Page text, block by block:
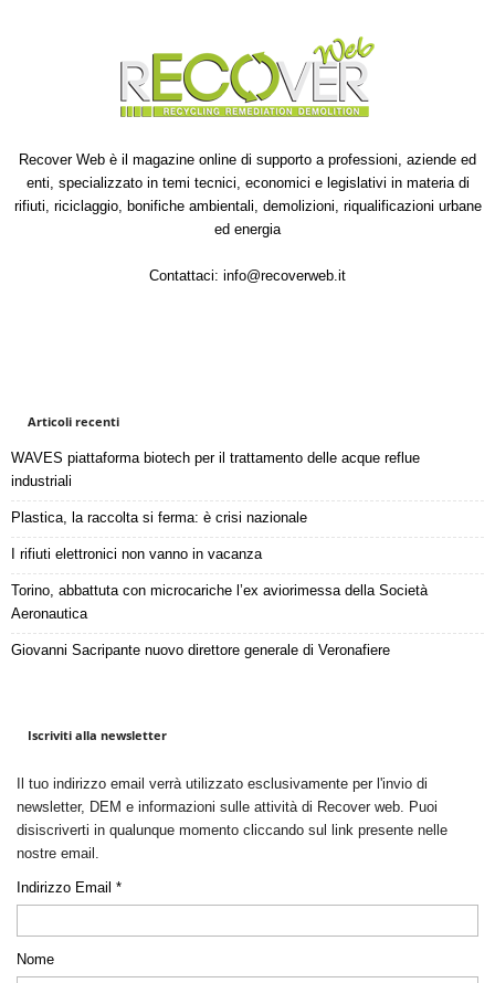
Recover Web è il magazine online di supporto a professioni, aziende ed
enti, specializzato in temi tecnici, economici e legislativi in materia di
rifiuti, riciclaggio, bonifiche ambientali, demolizioni, riqualificazioni urbane
ed energia
Contattaci: info@recoverweb.it
Articoli recenti
WAVES piattaforma biotech per il trattamento delle acque reflue
industriali
Plastica, la raccolta si ferma: è crisi nazionale
I rifiuti elettronici non vanno in vacanza
Torino, abbattuta con microcariche l’ex aviorimessa della Società
Aeronautica
Giovanni Sacripante nuovo direttore generale di Veronafiere
Iscriviti alla newsletter
Il tuo indirizzo email verrà utilizzato esclusivamente per l'invio di
newsletter, DEM e informazioni sulle attività di Recover web. Puoi
disiscriverti in qualunque momento cliccando sul link presente nelle
nostre email.
Indirizzo Email *
Nome